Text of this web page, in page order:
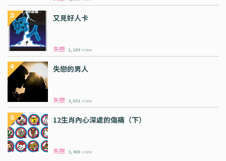
又見好人卡
失戀 1,189 view
失戀的男人
失戀 3,031 view
12生肖內心深處的傷痛（下）
失戀 3,486 view